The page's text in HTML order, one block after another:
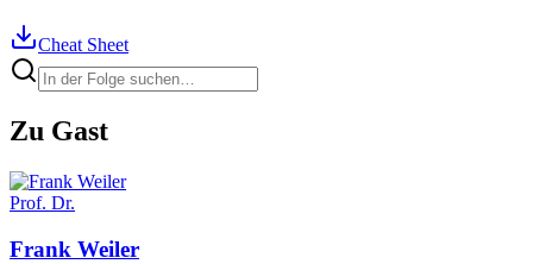
Cheat Sheet
Zu Gast
Prof. Dr.
Frank Weiler